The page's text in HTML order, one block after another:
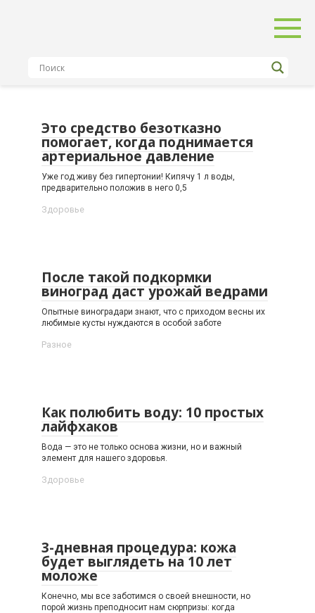
Это средство безотказно
помогает, когда поднимается
артериальное давление
Уже год живу без гипертонии! Кипячу 1 л воды,
предварительно положив в него 0,5
Здоровье
После такой подкормки
виноград даст урожай ведрами
Опытные виноградари знают, что с приходом весны их
любимые кусты нуждаются в особой заботе
Разное
Как полюбить воду: 10 простых
лайфхаков
Вода — это не только основа жизни, но и важный
элемент для нашего здоровья.
Здоровье
3-дневная процедура: кожа
будет выглядеть на 10 лет
моложе
Конечно, мы все заботимся о своей внешности, но
порой жизнь преподносит нам сюрпризы: когда